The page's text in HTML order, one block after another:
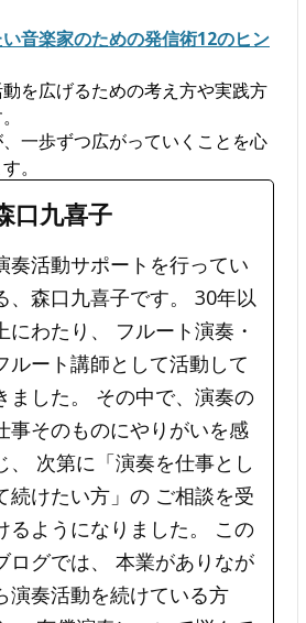
い音楽家のための発信術12のヒン
を広げるための考え方や実践方
一歩ずつ広がっていくことを心
。
口九喜子
奏活動サポートを行ってい
、森口九喜子です。 30年以
上にわたり、 フルート演奏・
ルート講師として活動して
ました。 その中で、演奏の
事そのものにやりがいを感
、 次第に「演奏を仕事とし
続けたい方」の ご相談を受
るようになりました。 この
ログでは、 本業がありなが
演奏活動を続けている方